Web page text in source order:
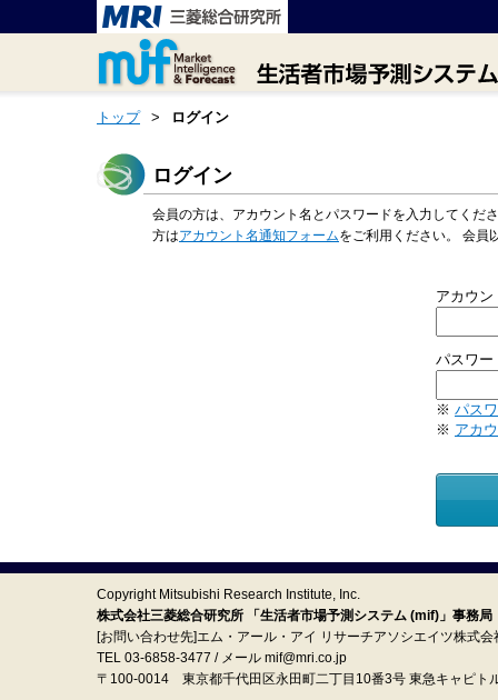
トップ > ログイン
ログイン
会員の方は、アカウント名とパスワードを入力してくだ
方はアカウント名通知フォームをご利用ください。 会員
アカウン
パスワー
※ パス
※ アカ
Copyright Mitsubishi Research Institute, Inc.
株式会社三菱総合研究所 「生活者市場予測システム (mif)」事務局
[お問い合わせ先]エム・アール・アイ リサーチアソシエイツ株式会
TEL 03-6858-3477 / メール mif@mri.co.jp
〒100‐0014 東京都千代田区永田町二丁目10番3号 東急キャピト